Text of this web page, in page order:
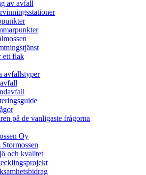
av avfall
ett flak
avfallstyper
på de vanligaste frågorna
Oy
Stormossen
och kvalitet